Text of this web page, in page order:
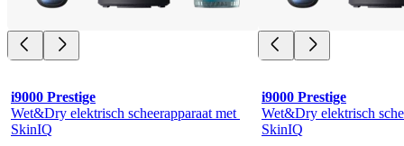
i9000 Prestige
Wet&Dry elektrisch scheerapparaat met
SkinIQ
i9000 Prestige
Wet&Dry elektrisch
SkinIQ